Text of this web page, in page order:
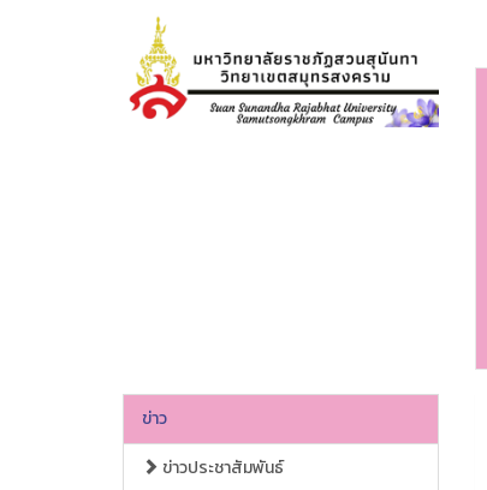
ข่าว
ข่าวประชาสัมพันธ์